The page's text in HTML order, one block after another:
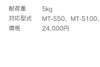
耐荷重
5kg
対応型式
MT-S50、MT-S100
価格
24,000円